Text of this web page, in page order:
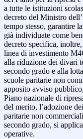
a tutte le istituzioni
decreto del Ministro
tempo stesso, garantire
già individuate come
decreto specifica,
linea di investimento
alla riduzione dei divari
secondo grado e alla
scuole paritarie non
apposito avviso
Piano nazionale di
del merito, l’adozione
paritarie non
secondo grado, si
operative.